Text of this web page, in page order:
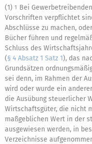
(1) 1 Bei
Vorschriften verpflichtet
Abschlüsse zu machen,
Bücher führen und
Schluss des
(§ 4 Absatz 1 Satz 1), das
Grundsätzen
sei denn, im Rahmen der
wird oder wurde ein
die Ausübung steuerlicher
Wirtschaftsgüter, die nicht
maßgeblichen Wert in der
ausgewiesen werden, in
Verzeichnisse